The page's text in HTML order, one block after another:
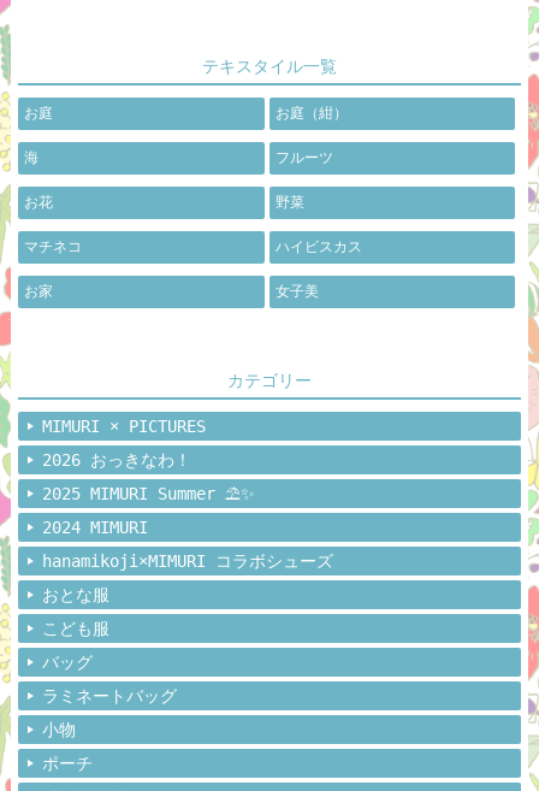
テキスタイル一覧
お庭 お庭（紺）
海 フルーツ
お花 野菜
マチネコ ハイビスカス
お家 女子美
カテゴリー
MIMURI × PICTURES
2026 おっきなわ！
2025 MIMURI Summer ⛱️✨
2024 MIMURI
hanamikoji×MIMURI コラボシューズ
おとな服
こども服
バッグ
ラミネートバッグ
小物
ポーチ